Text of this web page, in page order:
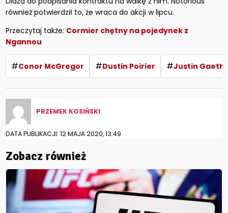
również potwierdził to, że wraca do akcji w lipcu.
Przeczytaj także: Cormier chętny na pojedynek z
Ngannou
#Conor McGregor #Dustin Poirier #Justin
PRZEMEK KOSIŃSKI
DATA PUBLIKACJI: 12 MAJA 2020, 13:49
Zobacz również